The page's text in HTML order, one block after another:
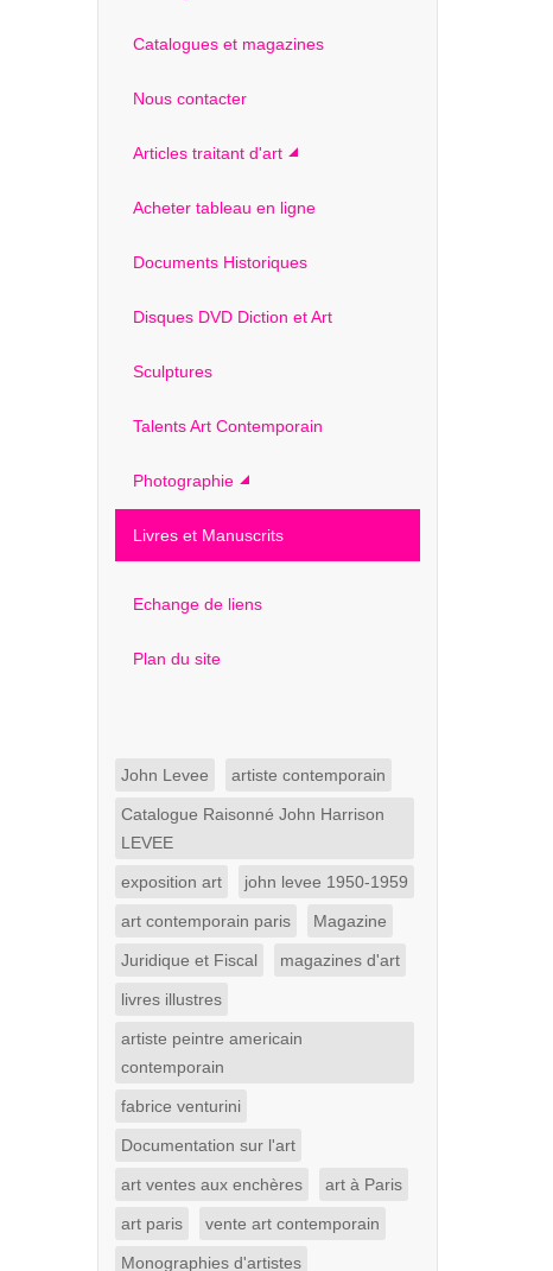
Catalogues et magazines
Nous contacter
Articles traitant d'art
Acheter tableau en ligne
Documents Historiques
Disques DVD Diction et Art
Sculptures
Talents Art Contemporain
Photographie
Livres et Manuscrits
Echange de liens
Plan du site
John Levee artiste contemporain
Catalogue Raisonné John Harrison
LEVEE
exposition art john levee 1950-1959
art contemporain paris Magazine
Juridique et Fiscal magazines d'art
livres illustres
artiste peintre americain
contemporain
fabrice venturini
Documentation sur l'art
art ventes aux enchères art à Paris
art paris vente art contemporain
Monographies d'artistes